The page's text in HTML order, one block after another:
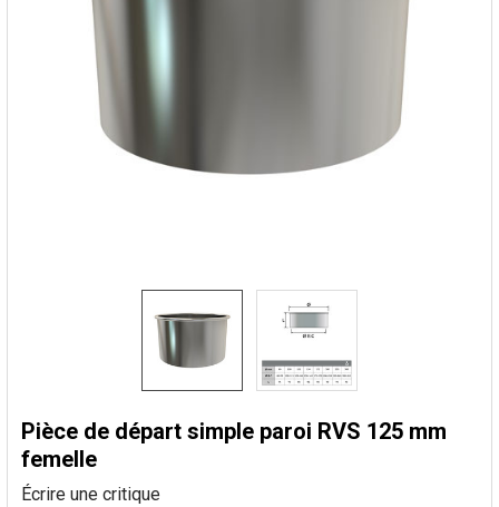
Pièce de départ simple paroi RVS 125 mm
femelle
Écrire une critique